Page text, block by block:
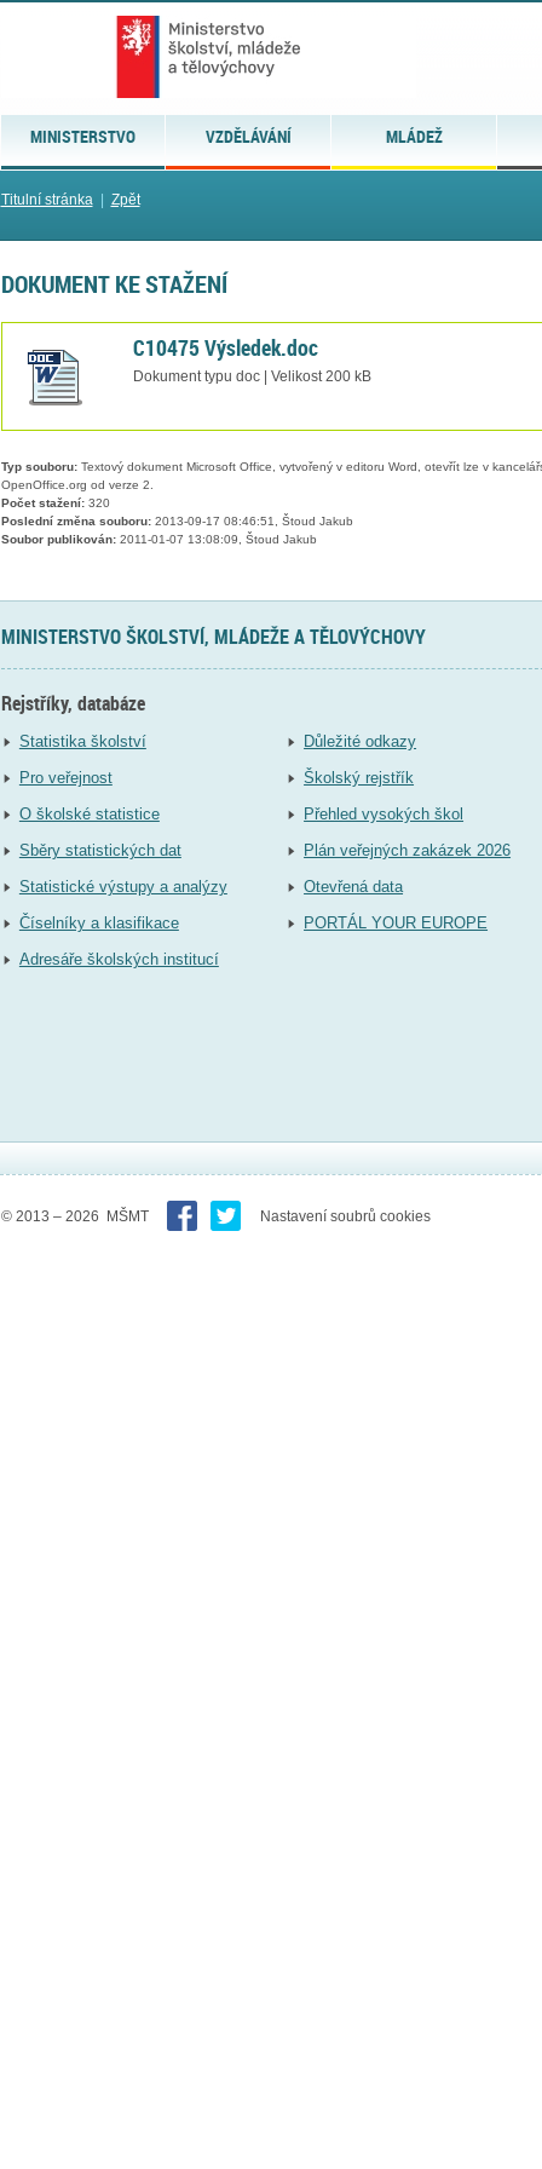
MINISTERSTVO VZDĚLÁVÁNÍ MLÁDEŽ
Titulní stránka| Zpět
DOKUMENT KE STAŽENÍ
C10475 Výsledek.doc
Dokument typu doc | Velikost 200 kB
Typ souboru:Textový dokument Microsoft Office, vytvořený v editoru Word, otevřít lze v
OpenOffice.org od verze 2.
Počet stažení:320
Poslední změna souboru:2013-09-17 08:46:51, Štoud Jakub
Soubor publikován:2011-01-07 13:08:09, Štoud Jakub
MINISTERSTVO ŠKOLSTVÍ, MLÁDEŽE A TĚLOVÝCHOVY
Rejstříky, databáze
Statistika školství
Pro veřejnost
O školské statistice
Sběry statistických dat
Statistické výstupy a analýzy
Číselníky a klasifikace
Adresáře školských institucí
Důležité odkazy
Školský rejstřík
Přehled vysokých škol
Plán veřejných zakázek 2026
Otevřená data
PORTÁL YOUR EUROPE
© 2013 – 2026 MŠMT Nastavení soubrů cookies